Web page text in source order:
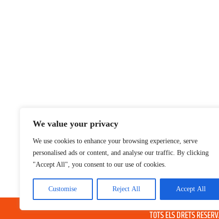
We value your privacy
We use cookies to enhance your browsing experience, serve
personalised ads or content, and analyse our traffic. By clicking
"Accept All", you consent to our use of cookies.
Customise Reject All Accept All
® GRUP TELEVISIO
TOTS ELS DRETS